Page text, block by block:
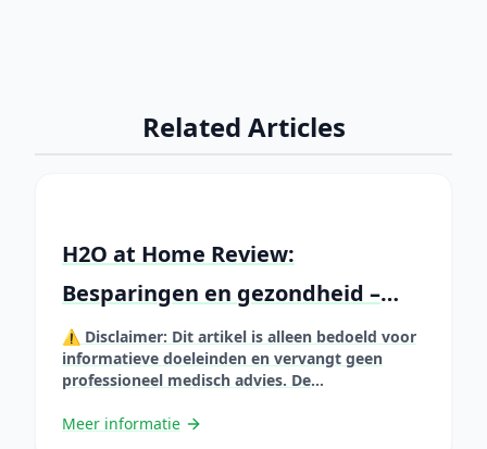
Related Articles
H2O at Home Review:
Besparingen en gezondheid –
Volledige gids
⚠️ Disclaimer: Dit artikel is alleen bedoeld voor
informatieve doeleinden en vervangt geen
professioneel medisch advies. De
wetenschappelijke studies, maar elke situatie is
Meer informatie